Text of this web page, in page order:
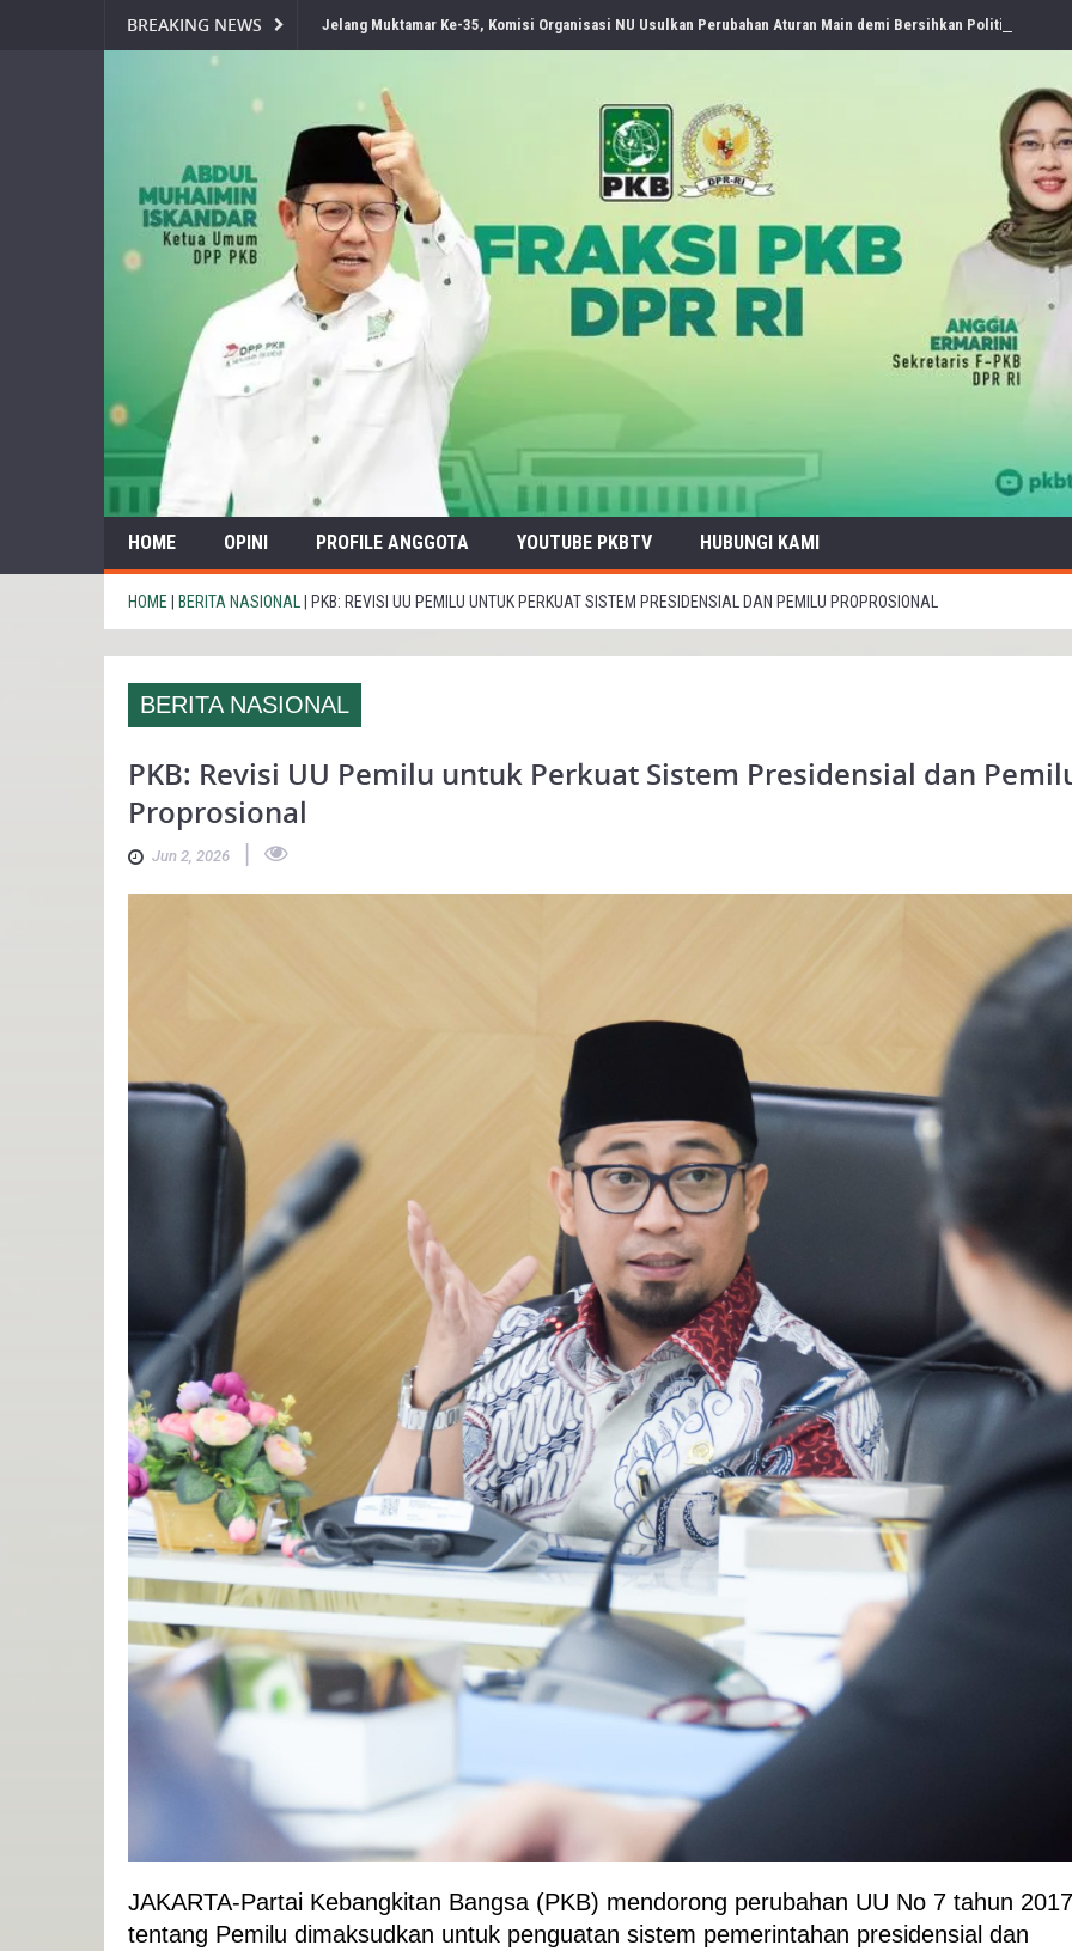
BREAKING NEWS Jelang Muktamar Ke-35, Komisi Organisasi NU Usulkan Perubahan Aturan Main demi Bersihkan Politik Uang
HOME OPINI PROFILE ANGGOTA YOUTUBE PKBTV HUBUNGI KAMI
HOME BERITA NASIONAL PKB: REVISI UU PEMILU UNTUK PERKUAT SISTEM PRESIDENSIAL DAN PEMILU PROPROSIONAL
BERITA NASIONAL
PKB: Revisi UU Pemilu untuk Perkuat Sistem Presidensial dan
Proprosional
Jun 2, 2026
JAKARTA-Partai Kebangkitan Bangsa (PKB) mendorong perubahan UU No 7 tahun 2017
tentang Pemilu dimaksudkan untuk penguatan sistem pemerintahan presidensial dan